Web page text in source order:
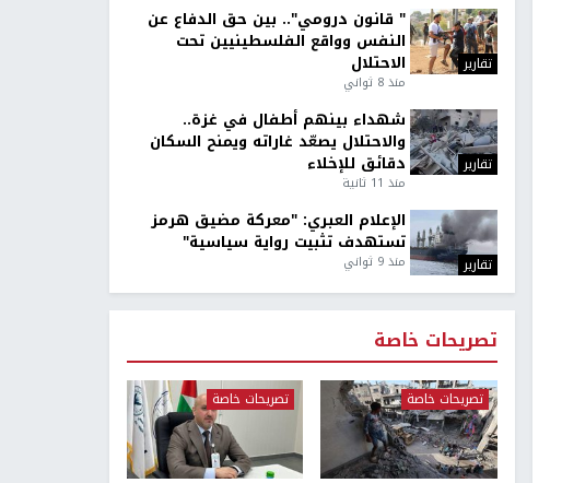
تقارير
" قانون درومي".. بين حق الدفاع عن
النفس وواقع الفلسطينيين تحت
الاحتلال
منذ 8 ثواني
تقارير
شهداء بينهم أطفال في غزة..
والاحتلال يصعّد غاراته ويمنح السكان
دقائق للإخلاء
منذ 11 ثانية
تقارير
الإعلام العبري: "معركة مضيق هرمز
تستهدف تثبيت رواية سياسية"
منذ 9 ثواني
تصريحات خاصة
تصريحات خاصة تصريحات خاصة